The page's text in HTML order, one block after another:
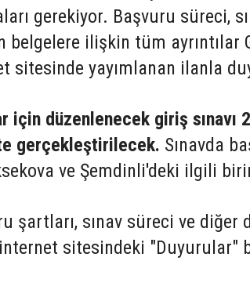
gerekiyor. Başvuru süreci,
belgelere ilişkin tüm ayrıntılar
sitesinde yayımlanan ilanla
için düzenlenecek giriş sınavı
gerçekleştirilecek. Sınavda
ve Şemdinli'deki ilgili
şartları, sınav süreci ve diğer
sitesindeki "Duyurular"